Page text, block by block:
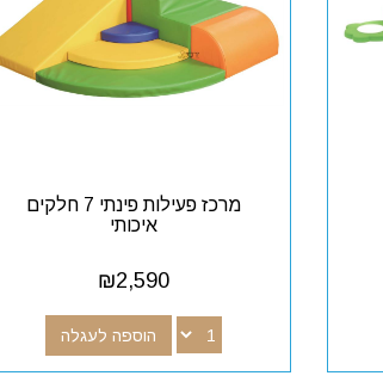
מרכז פעילות פינתי 7 חלקים
איכותי
₪2,590
הוספה לעגלה